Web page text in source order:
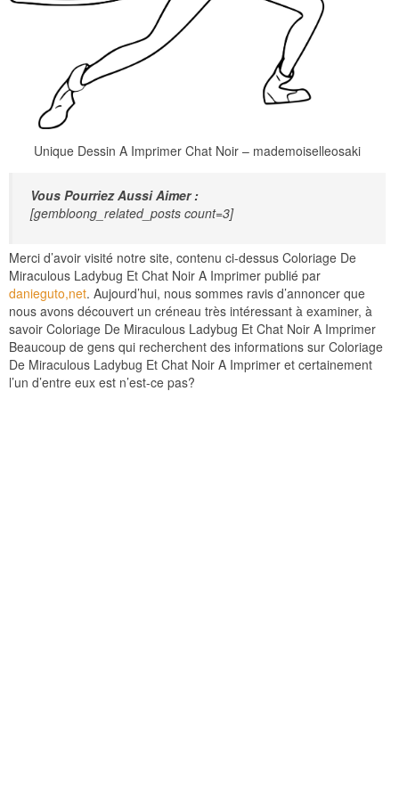
Unique Dessin A Imprimer Chat Noir – mademoiselleosaki
Vous Pourriez Aussi Aimer :
[gembloong_related_posts count=3]
Merci d’avoir visité notre site, contenu ci-dessus Coloriage De
Miraculous Ladybug Et Chat Noir A Imprimer publié par
danieguto,net. Aujourd’hui, nous sommes ravis d’annoncer que
nous avons découvert un créneau très intéressant à examiner, à
savoir Coloriage De Miraculous Ladybug Et Chat Noir A Imprimer
Beaucoup de gens qui recherchent des informations sur Coloriage
De Miraculous Ladybug Et Chat Noir A Imprimer et certainement
l’un d’entre eux est n’est-ce pas?